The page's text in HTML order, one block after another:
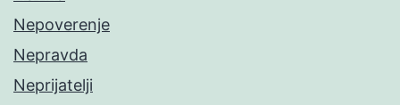
Nepoverenje
Nepravda
Neprijatelji